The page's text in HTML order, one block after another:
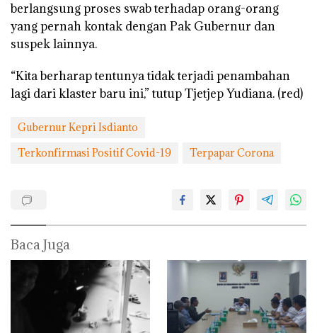
berlangsung proses swab terhadap orang-orang
yang pernah kontak dengan Pak Gubernur dan
suspek lainnya.
“Kita berharap tentunya tidak terjadi penambahan
lagi dari klaster baru ini,” tutup Tjetjep Yudiana. (red)
Gubernur Kepri Isdianto
Terkonfirmasi Positif Covid-19
Terpapar Corona
Baca Juga